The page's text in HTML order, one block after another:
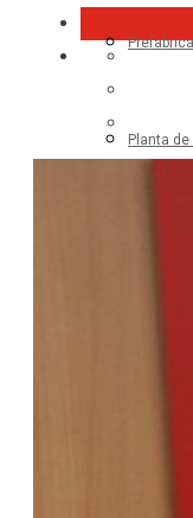
Planta